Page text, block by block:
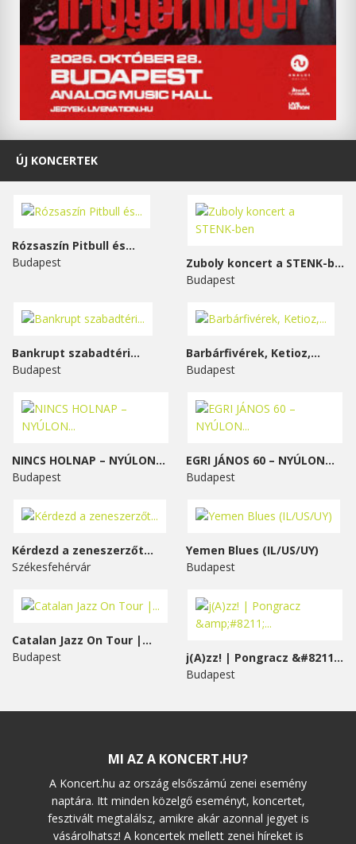
ÚJ KONCERTEK
Rózsaszín Pitbull és...
Budapest
Zuboly koncert a STENK-ben
Budapest
Bankrupt szabadtéri...
Budapest
Barbárfivérek, Ketioz,...
Budapest
NINCS HOLNAP – NYÚLON...
Budapest
EGRI JÁNOS 60 – NYÚLON...
Budapest
Kérdezd a zeneszerzőt...
Székesfehérvár
Yemen Blues (IL/US/UY)
Budapest
Catalan Jazz On Tour |...
Budapest
j(A)zz! | Pongracz &#8211;...
Budapest
MI AZ A KONCERT.HU?
A Koncert.hu az ország elsőszámú zenei esemény
naptára. Itt minden közelgő eseményt, koncertet,
fesztivált megtalálsz, amikre akár azonnal jegyet is
vásárolhatsz! A koncertek mellett zenei híreket is